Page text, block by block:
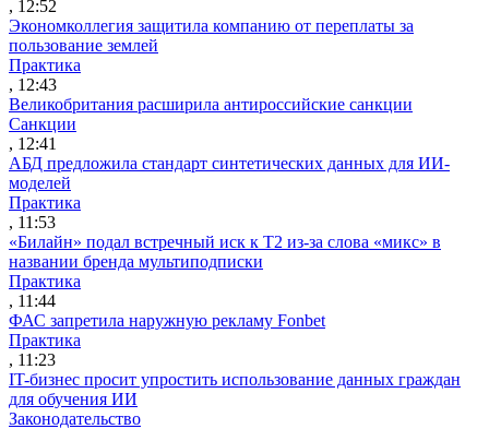
, 12:52
Экономколлегия защитила компанию от переплаты за
пользование землей
Практика
, 12:43
Великобритания расширила антироссийские санкции
Санкции
, 12:41
АБД предложила стандарт синтетических данных для ИИ-
моделей
Практика
, 11:53
«Билайн» подал встречный иск к Т2 из-за слова «микс» в
названии бренда мультиподписки
Практика
, 11:44
ФАС запретила наружную рекламу Fonbet
Практика
, 11:23
IT-бизнес просит упростить использование данных граждан
для обучения ИИ
Законодательство